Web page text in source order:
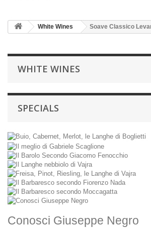
White Wines Soave Classico
WHITE WINES
SPECIALS
Conosci Giuseppe Negro